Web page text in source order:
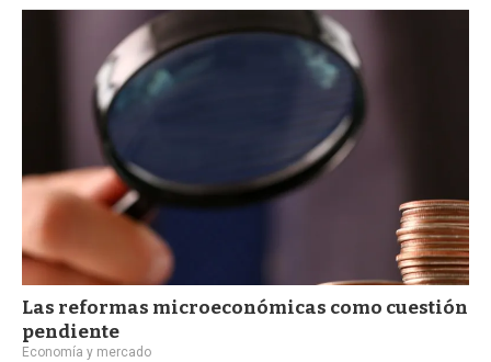
Las reformas microeconómicas como cuestión
pendiente
Economía y mercado